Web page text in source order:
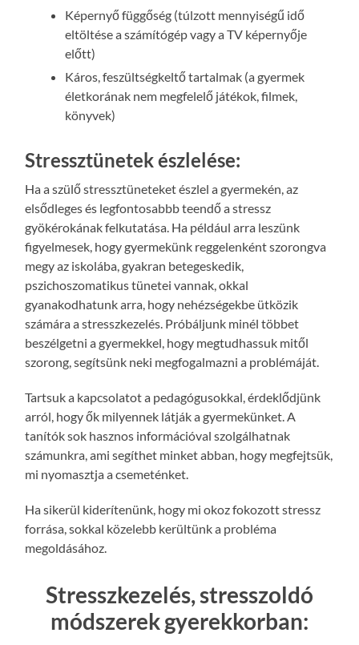
Képernyő függőség (túlzott mennyiségű idő
eltöltése a számítógép vagy a TV képernyője
előtt)
Káros, feszültségkeltő tartalmak (a gyermek
életkorának nem megfelelő játékok, filmek,
könyvek)
Stressztünetek észlelése:
Ha a szülő stressztüneteket észlel a gyermekén, az
elsődleges és legfontosabbb teendő a stressz
gyökérokának felkutatása. Ha például arra leszünk
figyelmesek, hogy gyermekünk reggelenként szorongva
megy az iskolába, gyakran betegeskedik,
pszichoszomatikus tünetei vannak, okkal
gyanakodhatunk arra, hogy nehézségekbe ütközik
számára a stresszkezelés. Próbáljunk minél többet
beszélgetni a gyermekkel, hogy megtudhassuk mitől
szorong, segítsünk neki megfogalmazni a problémáját.
Tartsuk a kapcsolatot a pedagógusokkal, érdeklődjünk
arról, hogy ők milyennek látják a gyermekünket. A
tanítók sok hasznos információval szolgálhatnak
számunkra, ami segíthet minket abban, hogy megfejtsük,
mi nyomasztja a csemeténket.
Ha sikerül kiderítenünk, hogy mi okoz fokozott stressz
forrása, sokkal közelebb kerültünk a probléma
megoldásához.
Stresszkezelés, stresszoldó
módszerek gyerekkorban: